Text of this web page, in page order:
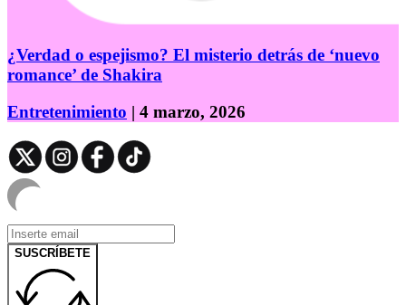
¿Verdad o espejismo? El misterio detrás de ‘nuevo
romance’ de Shakira
Entretenimiento | 4 marzo, 2026
SUSCRÍBETE